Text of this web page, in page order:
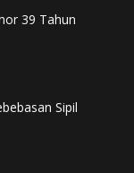
39 Tahun
Sipil